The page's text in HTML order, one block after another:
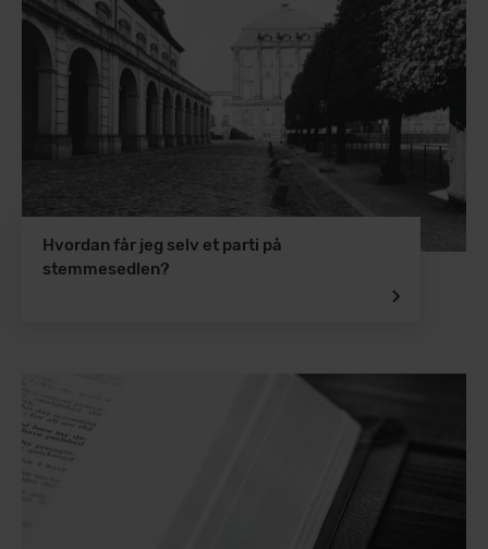
Hvordan får jeg selv et parti på
stemmesedlen?